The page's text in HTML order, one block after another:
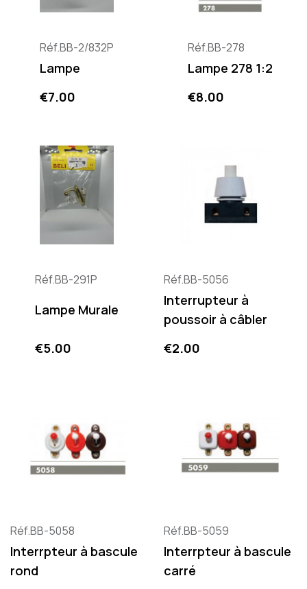
Réf.BB-2/832P
Lampe
Price
€7.00
Réf.BB-278
Lampe 278 1:2
Price
€8.00
Réf.BB-291P
Lampe Murale
Price
€5.00
Réf.BB-5056
Interrupteur à
poussoir à câbler
Price
€2.00
Réf.BB-5058
Interrpteur à bascule
rond
Réf.BB-5059
Interrpteur à bascule
carré